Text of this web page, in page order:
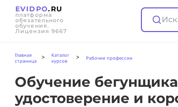
EVIDPO.RU
платформа
обязательного
обучения.
Лицензия 9667
Главная
страница
>
Каталог
курсов
> Рабочие профессии
Обучение
удостоверение и